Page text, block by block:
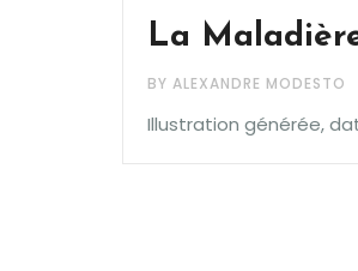
La
BY ALEXANDRE MODESTO
Illustration générée,